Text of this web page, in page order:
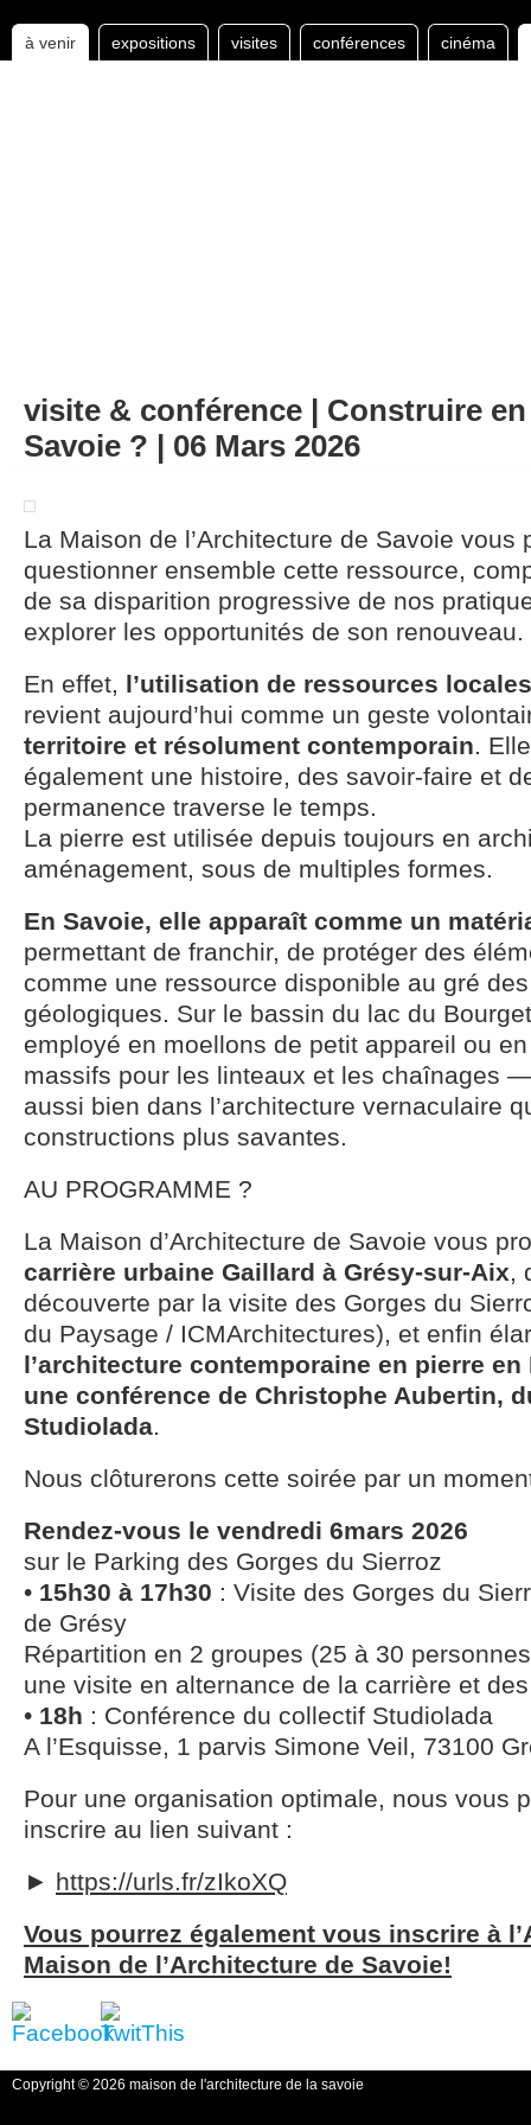
à venir expositions visites conférences cinéma
visite & conférence | Construire
Savoie ? | 06 Mars 2026
La Maison de l’Architecture de Savoie vous
questionner ensemble cette ressource,
de sa disparition progressive de nos
explorer les opportunités de son renouveau.
En effet, l’utilisation de ressources
revient aujourd’hui comme un geste
territoire et résolument contemporain.
également une histoire, des savoir-faire et
permanence traverse le temps.
La pierre est utilisée depuis toujours en
aménagement, sous de multiples formes.
En Savoie, elle apparaît comme un
permettant de franchir, de protéger des
comme une ressource disponible au gré
géologiques. Sur le bassin du lac du
employé en moellons de petit appareil ou
massifs pour les linteaux et les chaînages
aussi bien dans l’architecture vernaculaire
constructions plus savantes.
AU PROGRAMME ?
La Maison d’Architecture de Savoie vous
carrière urbaine Gaillard à Grésy-sur-Aix,
découverte par la visite des Gorges du
du Paysage / ICMArchitectures), et enfin
l’architecture contemporaine en pierre en
une conférence de Christophe Aubertin,
Studiolada.
Nous clôturerons cette soirée par un
Rendez-vous le vendredi 6mars 2026
sur le Parking des Gorges du Sierroz
• 15h30 à 17h30 : Visite des Gorges du
de Grésy
Répartition en 2 groupes (25 à 30
une visite en alternance de la carrière et
• 18h : Conférence du collectif Studiolada
A l’Esquisse, 1 parvis Simone Veil, 73100
Pour une organisation optimale, nous vous
inscrire au lien suivant :
► https://urls.fr/zIkoXQ
Vous pourrez également vous inscrire à
Maison de l’Architecture de Savoie!
Copyright © 2026 maison de l'architecture de la savoie